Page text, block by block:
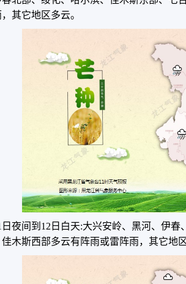
其它地区多云。
日夜间到12日白天:大兴安岭、黑河、伊
木斯西部多云有阵雨或雷阵雨，其它地